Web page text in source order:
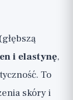
i elastynę,
To
skóry i